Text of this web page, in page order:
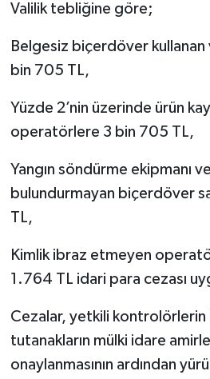
Valilik tebliğine göre;
Belgesiz biçerdöver kullanan
bin 705 TL,
Yüzde 2’nin üzerinde ürün
operatörlere 3 bin 705 TL,
Yangın söndürme ekipmanı
bulundurmayan biçerdöver
TL,
Kimlik ibraz etmeyen
1.764 TL idari para cezası
Cezalar, yetkili kontrolörlerin
tutanakların mülki idare
onaylanmasının ardından